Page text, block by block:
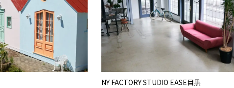
メイクルーム
NY FACTORY STUDIO EASE目黒